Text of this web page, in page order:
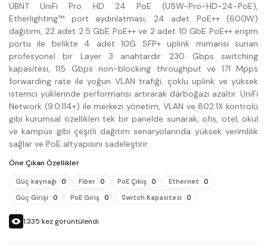
UBNT UniFi Pro HD 24 PoE (USW-Pro-HD-24-PoE),
Etherlighting™ port aydınlatması, 24 adet PoE++ (600W)
dağıtımı, 22 adet 2.5 GbE PoE++ ve 2 adet 10 GbE PoE++ erişim
portu ile birlikte 4 adet 10G SFP+ uplink mimarisi sunan
profesyonel bir Layer 3 anahtardır. 230 Gbps switching
kapasitesi, 115 Gbps non-blocking throughput ve 171 Mpps
forwarding rate ile yoğun VLAN trafiği, çoklu uplink ve yüksek
istemci yüklerinde performansı artırarak darboğazı azaltır. UniFi
Network (9.0.114+) ile merkezi yönetim, VLAN ve 802.1X kontrolü
gibi kurumsal özellikleri tek bir panelde sunarak, ofis, otel, okul
ve kampüs gibi çeşitli dağıtım senaryolarında yüksek verimlilik
sağlar ve PoE altyapısını sadeleştirir.
Öne Çıkan Özellikler
Güç kaynağı : 0 Fiber : 0 PoE Çıkış : 0 Ethernet : 0
Güç Girişi : 0 PoE Giriş : 0 Switch Kapasitesi : 0
1.335 kez görüntülendi